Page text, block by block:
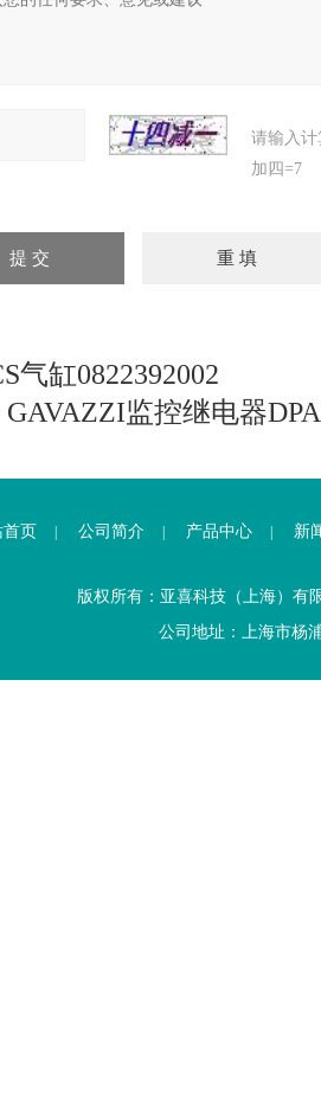
请输入
加四=7
气缸0822392002
监控继电器
首页 公司简介 产品中心 新
版权所有：亚喜科技（上海）
公司地址：上海市杨